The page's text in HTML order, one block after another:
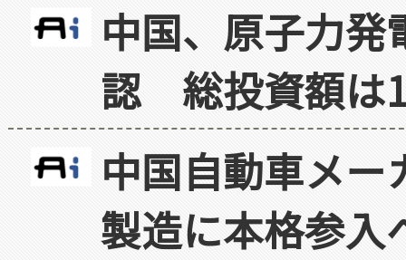
中国、原子力
認 総投資額は
中国自動車メ
製造に本格参入